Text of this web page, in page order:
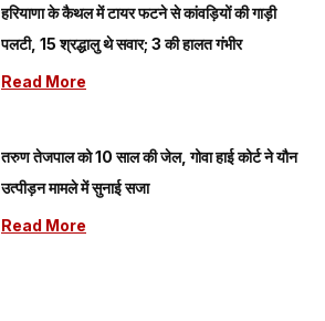
हरियाणा के कैथल में टायर फटने से कांवड़ियों की गाड़ी
पलटी, 15 श्रद्धालु थे सवार; 3 की हालत गंभीर
Read More
तरुण तेजपाल को 10 साल की जेल, गोवा हाई कोर्ट ने यौन
उत्पीड़न मामले में सुनाई सजा
Read More